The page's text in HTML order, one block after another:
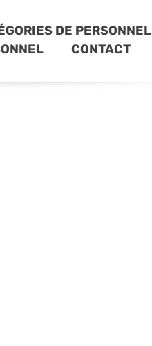
DE PERSONNEL
CONTACT